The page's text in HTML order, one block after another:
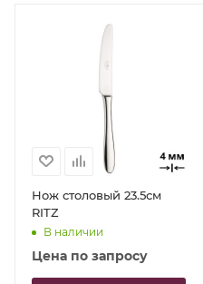
Нож столовый 23.5см
RITZ
В наличии
Цена по запросу